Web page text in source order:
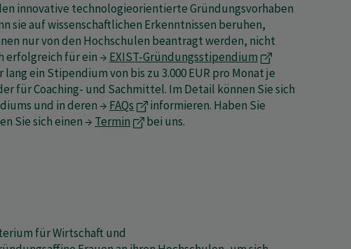
innovative technologieorientierte Gründungsvorhaben
sie auf wissenschaftlichen Erkenntnissen beruhen,
nur von den Hochschulen beantragt werden, nicht
erfolgreich für ein → EXIST-Gründungsstipendium
ein Stipendium von bis zu 3.000 EUR pro Monat je
für Coaching- und Sachmittel. Im Detail können Sie sich
und in deren → FAQs
informieren. Haben Sie
Sie sich einen → Termin bei uns.
für Wirtschaft und